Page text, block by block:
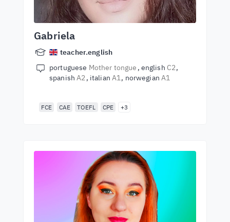
Gabriela
teacher.english
portuguese Mother tongue english C2
spanishA2 italian A1 norwegianA1
FCE CAE TOEFL CPE +3